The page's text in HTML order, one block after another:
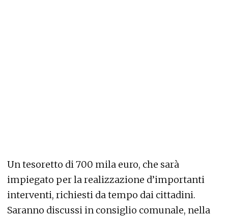
Un tesoretto di 700 mila euro, che sarà
impiegato per la realizzazione d’importanti
interventi, richiesti da tempo dai cittadini.
Saranno discussi in consiglio comunale, nella